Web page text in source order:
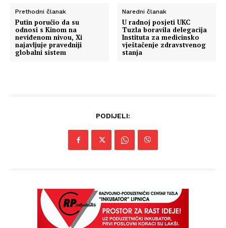
Prethodni članak
Putin poručio da su
odnosi s Kinom na
neviđenom nivou, Xi
najavljuje pravedniji
globalni sistem
Naredni članak
U radnoj posjeti UKC
Tuzla boravila delegacija
Instituta za medicinsko
vještačenje zdravstvenog
stanja
PODIJELI: